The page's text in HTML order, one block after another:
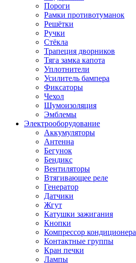
Пороги
Рамки противотуманок
Решётки
Ручки
Стёкла
Трапеция дворников
Тяга замка капота
Уплотнители
Усилитель бампера
Фиксаторы
Чехол
Шумоизоляция
Эмблемы
Электрооборудование
Аккумуляторы
Антенна
Бегунок
Бендикс
Вентиляторы
Втягивающее реле
Генератор
Датчики
Жгут
Катушки зажигания
Кнопки
Компрессор кондиционера
Контактные группы
Кран печки
Лампы